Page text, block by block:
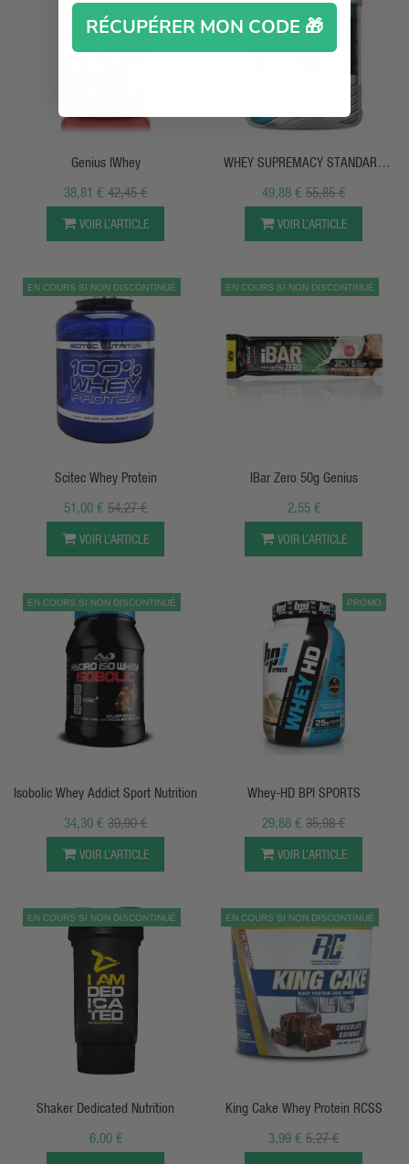
APERÇU RAPIDE
Genius IWhey
42,45 €
38,81 €
VOIR L’ARTICLE
APERÇU RAPIDE
WHEY SUPREMACY STANDARD
Corgenic55,85 €
49,88 €
VOIR L’ARTICLE
EN COURS SI NON DISCONTINUÉ
APERÇU RAPIDE
Scitec Whey Protein
54,27 €
51,00 €
VOIR L’ARTICLE
EN COURS SI NON DISCONTINUÉ
IBar Zero 50g Genius
2,55 €
VOIR L’ARTICLE
EN COURS SI NON DISCONTINUÉ
APERÇU RAPIDE
Isobolic Whey Addict Sport Nutrition
39,90 €
34,30 €
VOIR L’ARTICLE
PROMO
APERÇU RAPIDE
Whey-HD BPI SPORTS
35,98 €
29,88 €
VOIR L’ARTICLE
EN COURS SI NON DISCONTINUÉ
APERÇU RAPIDE
Shaker Dedicated Nutrition
6,00 €
EN COURS SI NON DISCONTINUÉ
APERÇU RAPIDE
King Cake Whey Protein RCSS
5,27 €
3,99 €
RÉCUPÉRER MON CODE 🎁